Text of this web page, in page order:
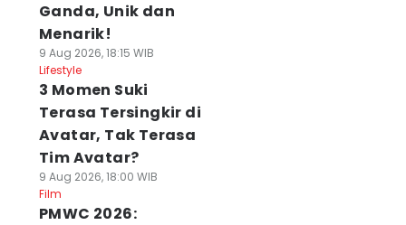
Ganda, Unik dan
Menarik!
9 Aug 2026, 18:15 WIB
Lifestyle
3 Momen Suki
Terasa Tersingkir di
Avatar, Tak Terasa
Tim Avatar?
9 Aug 2026, 18:00 WIB
Film
PMWC 2026: